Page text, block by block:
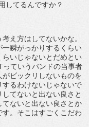
してるんですか？
え方はしてないかな。
一瞬がっかりするくらい
らいじゃないとだめとい
っていうバンドの当事者
がビックリしないものを
するわけないじゃないで
てないと出ない良さと
てないと出ない良さとか
す。そこはすごくこだわ